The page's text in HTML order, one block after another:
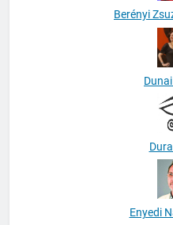
Berényi
Enyedi